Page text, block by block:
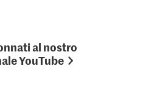
al nostro
YouTube